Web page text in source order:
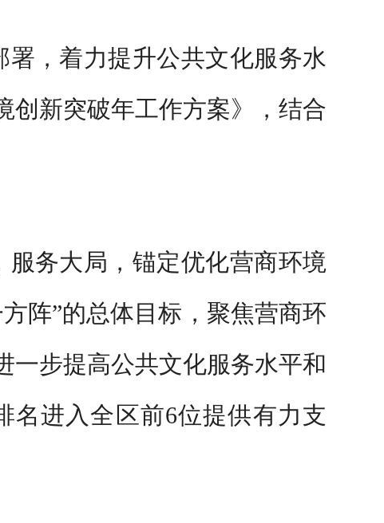
署，着力提升公共文化服务水
创新突破年工作方案》，结合
务大局， 锚定优化营商环境
阵”的总体目标， 聚焦营商环
一步提高公共文化服务水平和
名进入全区前6位提供有力支